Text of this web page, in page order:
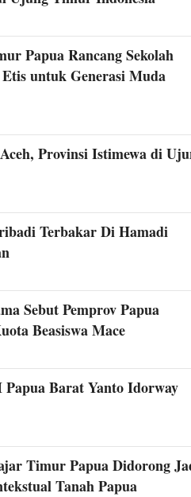
Papua Rancang Sekolah
untuk Generasi Muda
Provinsi Istimewa di
Terbakar Di Hamadi
Sebut Pemprov Papua
Beasiswa Mace
Barat Yanto Idorway
Timur Papua Didorong
Tanah Papua